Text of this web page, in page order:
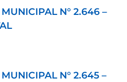
N° 2.646 –
N° 2.645 –